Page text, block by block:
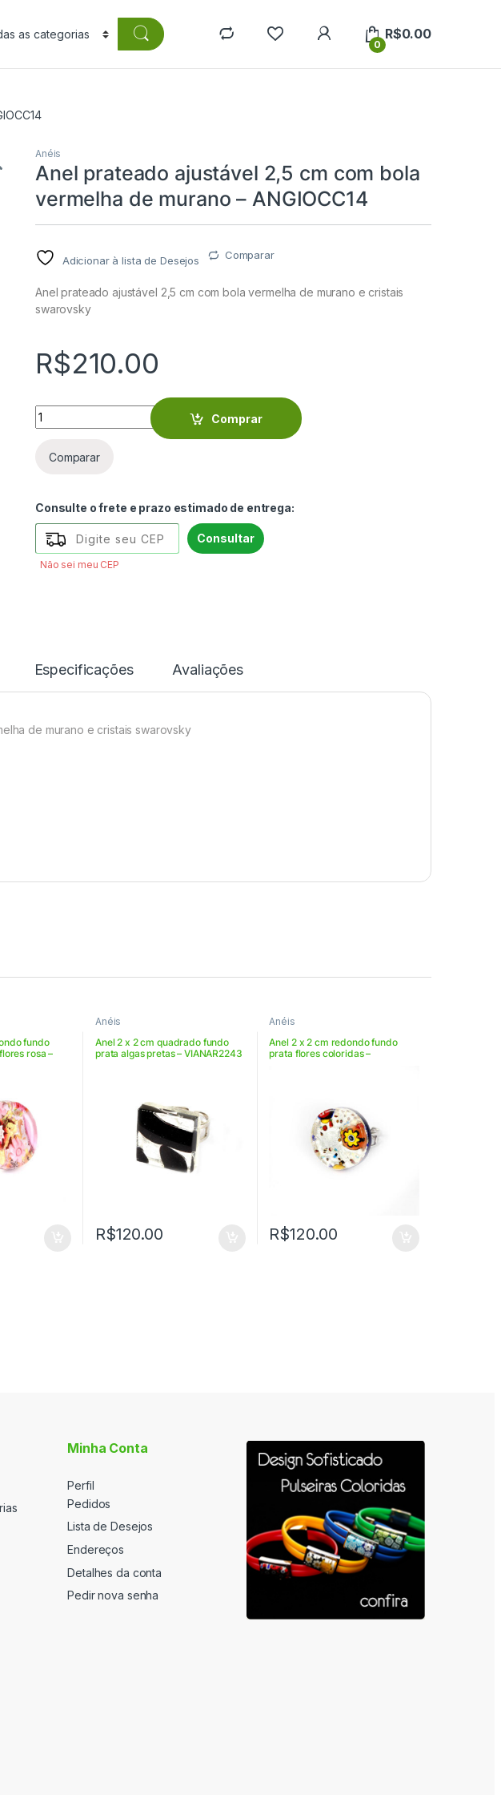
0
R$0.00
Anéis
Anel prateado ajustável 2,5 cm com bola
vermelha de murano – ANGIOCC14
Adicionar à lista de Desejos Comparar
Anel prateado ajustável 2,5 cm com bola vermelha de murano e cristais
swarovsky
R$210.00
Anel prateado ajustável 2,5 cm com bola vermelha de murano - ANGIOCC14
Comprar
Comparar
Consulte o frete e prazo estimado de entrega:
Consultar
Não sei meu CEP
Especificações Avaliações
de murano e cristais swarovsky
fundo
rosa –
Anéis
Anel 2 x 2 cm quadrado fundo
prata algas pretas – VIANAR2243
R$120.00
Anéis
Anel 2 x 2 cm redondo fundo
prata flores coloridas –
R$120.00
Minha Conta
Perfil
Pedidos
Lista de Desejos
Endereços
Detalhes da conta
Pedir nova senha